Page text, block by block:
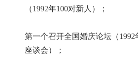
（1992年100对新人）；
第一个召开全国婚庆论坛（
座谈会）；